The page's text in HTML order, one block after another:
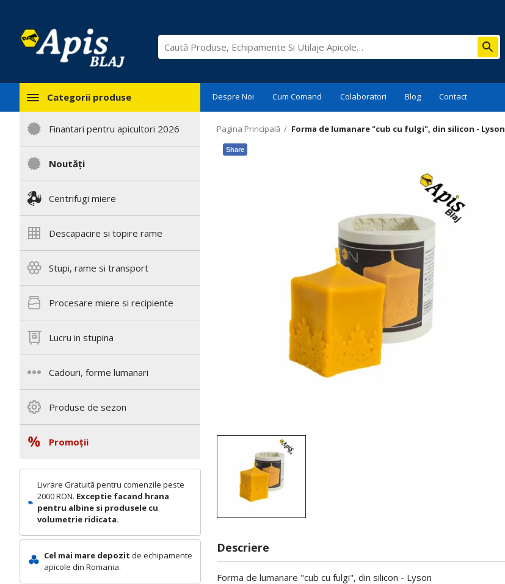
Categorii produse
Finantari pentru apicultori 2026
Noutăți
Centrifugi miere
Descapacire si topire rame
Stupi, rame si transport
Procesare miere si recipiente
Lucru in stupina
Cadouri, forme lumanari
Produse de sezon
Promoții
Despre Noi Cum Comand Colaboratori Blog Contact
Livrare Gratuită pentru comenzile peste
2000 RON. Exceptie facand hrana
pentru albine si produsele cu
volumetrie ridicata.
Cel mai mare depozit de echipamente
apicole din Romania.
Pagina Principală / Forma de lumanare "cub cu fulgi", din silicon - Lyson
Share
Descriere
Forma de lumanare "cub cu fulgi", din silicon - Lyson